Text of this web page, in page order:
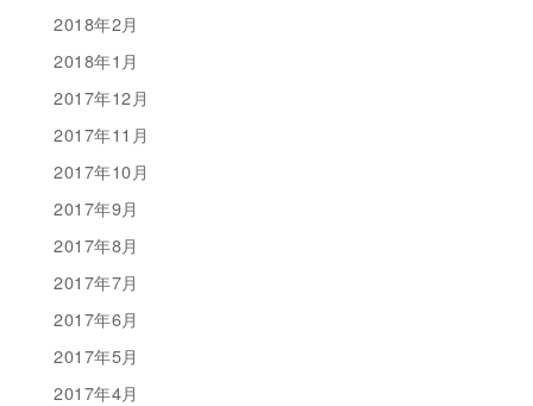
2018年2月
2018年1月
2017年12月
2017年11月
2017年10月
2017年9月
2017年8月
2017年7月
2017年6月
2017年5月
2017年4月